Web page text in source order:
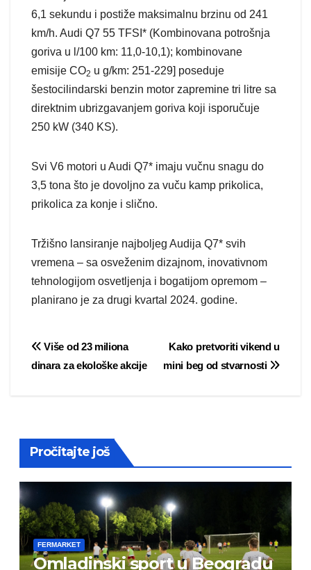
6,1 sekundu i postiže maksimalnu brzinu od 241
km/h. Audi Q7 55 TFSI* (Kombinovana potrošnja
goriva u l/100 km: 11,0-10,1); kombinovane
emisije CO2 u g/km: 251-229] poseduje
šestocilindarski benzin motor zapremine tri litre sa
direktnim ubrizgavanjem goriva koji isporučuje
250 kW (340 KS).
Svi V6 motori u Audi Q7* imaju vučnu snagu do
3,5 tona što je dovoljno za vuču kamp prikolica,
prikolica za konje i slično.
Tržišno lansiranje najboljeg Audija Q7* svih
vremena – sa osveženim dizajnom, inovativnom
tehnologijom osvetljenja i bogatijom opremom –
planirano je za drugi kvartal 2024. godine.
Post
navigation
Kako pretvoriti vikend u
mini beg od stvarnosti
Više od 23 miliona
dinara za ekološke akcije
Pročitajte još
FERMARKET
Omladinski sport u Beogradu